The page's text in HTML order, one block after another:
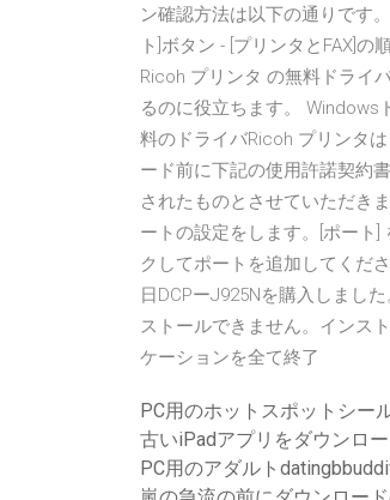
ン確認方法は以下の通りです
ト]ボタン - [プリンタとFAX]
Ricoh プリンタ の無料ドライ
るのに役立ちます。 Windows
料のドライバRicoh プリンタ
ード前に下記の使用許諾契約
されたものとさせていただき
ートの設定をします。[ポート
クしてポートを追加してくだ
日DCPーJ925Nを購入しまし
ストールできません。インス
ケーションを全て終了
PC用のホットスポットシー
古いiPadアプリをダウンロ
PC用のアダルト